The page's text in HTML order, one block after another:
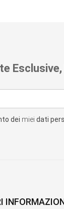
dei miei dati